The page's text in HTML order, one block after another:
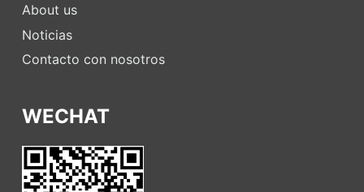
About us
Noticias
Contacto con nosotros
WECHAT